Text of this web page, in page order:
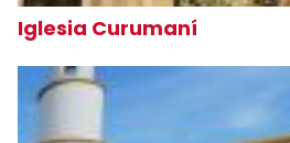
Iglesia Curumaní